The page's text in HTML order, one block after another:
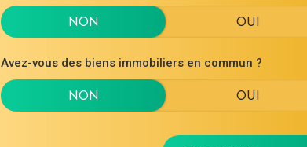
Avez-vous des biens immobiliers en commun ?